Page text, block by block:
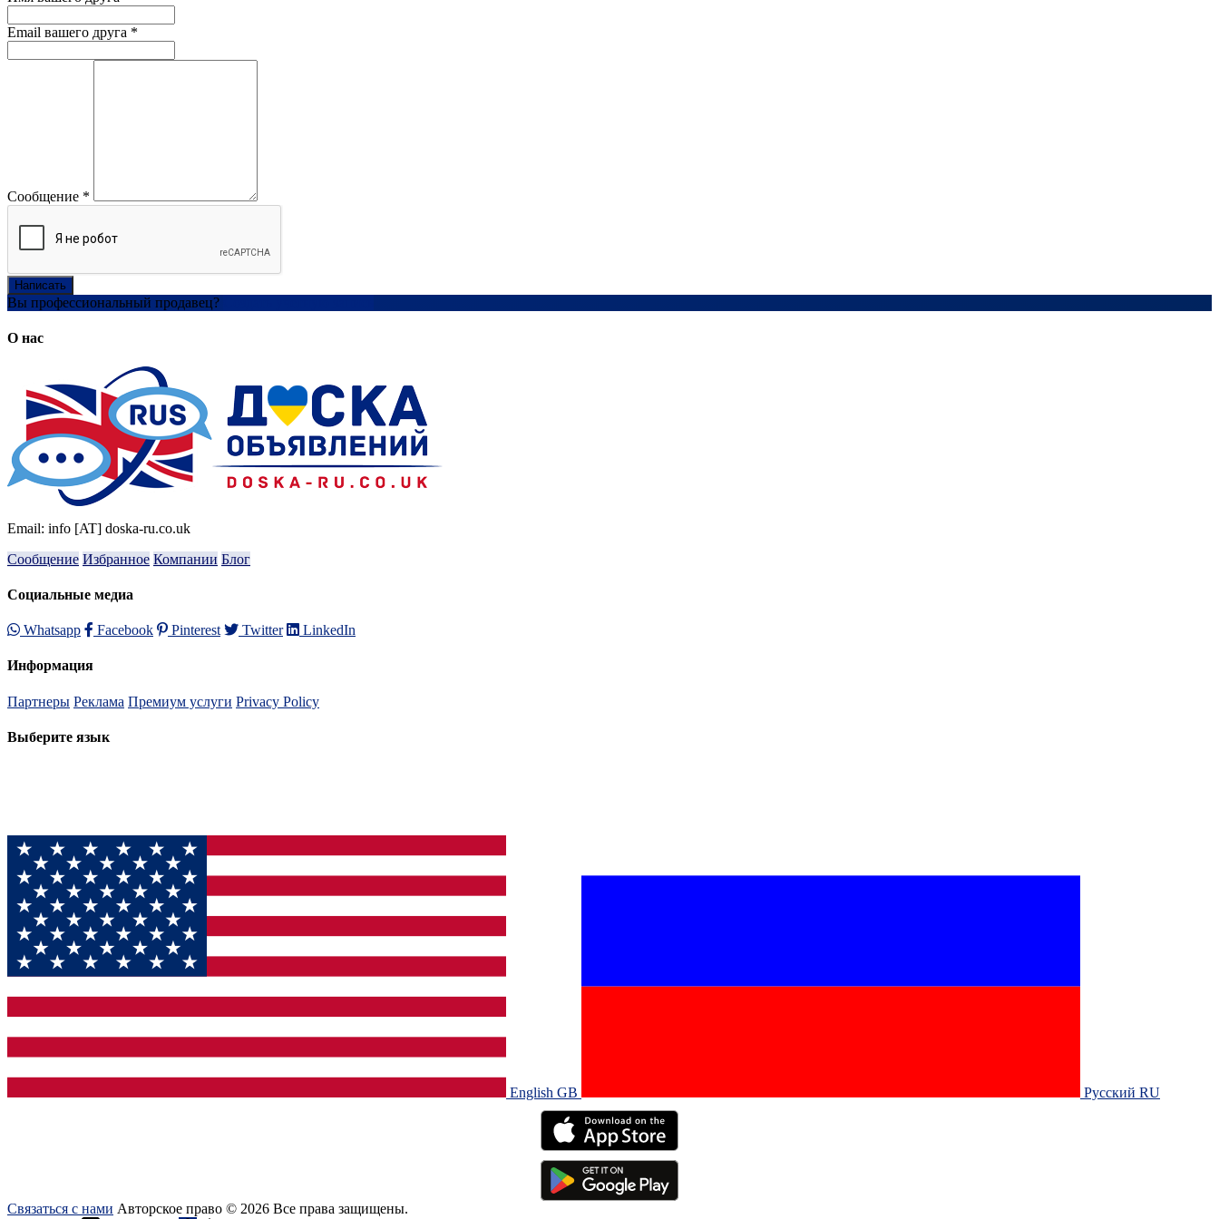
Email вашего друга *
Сообщение *
Написать
Вы профессиональный продавец?
О нас
Email: info [AT] doska-ru.co.uk
Сообщение Избранное Компании Блог
Социальные медиа
Whatsapp Facebook Pinterest Twitter LinkedIn
Информация
Партнеры Реклама Премиум услуги Privacy Policy
Выберите язык
English GB‎ Русский RU‎
Связаться с нами Авторское право © 2026 Все права защищены.